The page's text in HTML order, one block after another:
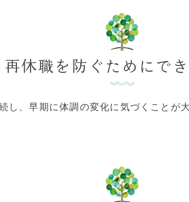
再休職を防ぐためにで
し、早期に体調の変化に気づくことが